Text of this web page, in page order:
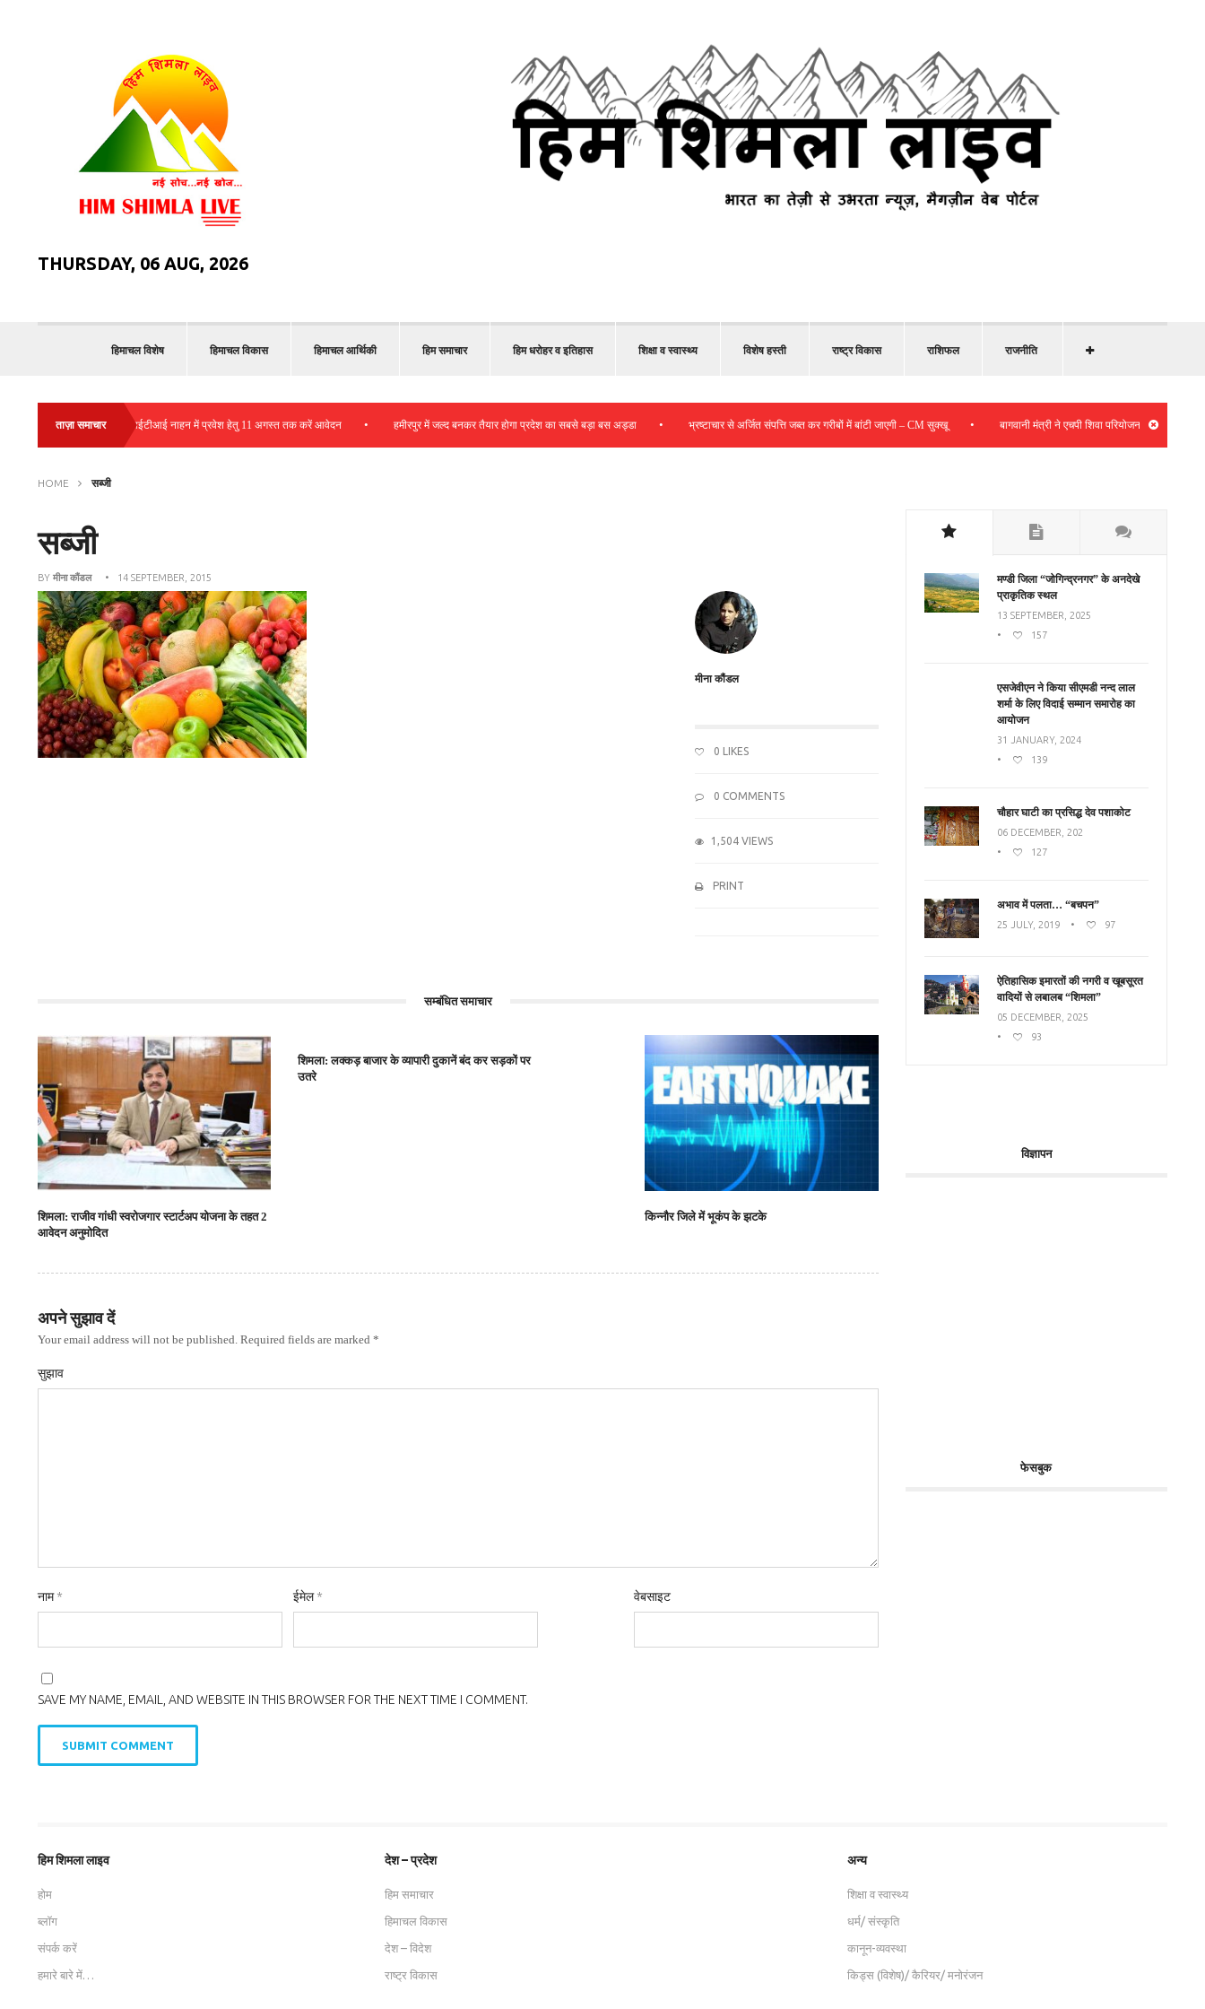
THURSDAY, 06 AUG, 2026
हिमाचल विशेष हिमाचल विकास हिमाचल आर्थिकी हिम समाचार हिम धरोहर व इतिहास शिक्षा व स्वास्थ्य विशेष हस्ती राष्ट्र विकास राशिफल राजनीति
ताज़ा समाचार
• आईटीआई नाहन में प्रवेश हेतु 11 अगस्त तक करें आवेदन • हमीरपुर में जल्द बनकर तैयार होगा प्रदेश का सबसे बड़ा बस अड्डा • भ्रष्टाचार से अर्जित संपत्ति जब्त कर गरीबों में बांटी जाएगी – CM सुक्खू • बागवानी मंत्री ने एचपी शिवा परियोजना की समीक्षा की;
HOME सब्जी
सब्जी
BY मीना कौंडल • 14 SEPTEMBER, 2015
मीना कौंडल
0 LIKES
0 COMMENTS
1,504 VIEWS
PRINT
सम्बंधित समाचार
शिमला: राजीव गांधी स्वरोजगार स्टार्टअप योजना के तहत 2
आवेदन अनुमोदित
शिमला: लक्कड़ बाजार के व्यापारी दुकानें बंद कर सड़कों पर
उतरे
किन्नौर जिले में भूकंप के झटके
अपने सुझाव दें
Your email address will not be published. Required fields are marked *
सुझाव
नाम* ईमेल* वेबसाइट
SAVE MY NAME, EMAIL, AND WEBSITE IN THIS BROWSER FOR THE NEXT TIME I COMMENT.
मण्डी जिला “जोगिन्द्रनगर” के अनदेखे
प्राकृतिक स्थल
13 SEPTEMBER, 2025
•
157
एसजेवीएन ने किया सीएमडी नन्‍द लाल
शर्मा के लिए विदाई सम्मान समारोह का
आयोजन
31 JANUARY, 2024
•
139
चौहार घाटी का प्रसिद्ध देव पशाकोट
06 DECEMBER, 202
•
127
अभाव में पलता… “बचपन”
25 JULY, 2019 • 97
ऐतिहासिक इमारतों की नगरी व खूबसूरत
वादियों से लबालब “शिमला”
05 DECEMBER, 2025
•
93
विज्ञापन
फेसबुक
हिम शिमला लाइव
होम
ब्लॉग
संपर्क करें
हमारे बारे में…
देश – प्रदेश
हिम समाचार
हिमाचल विकास
देश – विदेश
राष्ट्र विकास
अन्य
शिक्षा व स्वास्थ्य
धर्म/ संस्कृति
कानून-व्यवस्था
किड्स (विशेष)/ कैरियर/ मनोरंजन